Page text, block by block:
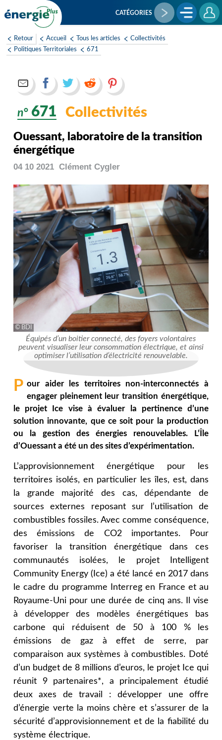
au
CATÉGORIES
Retour Accueil Tous les articles
Collectivités
Politiques Territoriales
671
n° 671 Collectivités
Ouessant, laboratoire de la transition
énergétique
04 10 2021 Clément Cygler
BDI
Équipés d’un boitier connecté, des foyers volontaires
peuvent visualiser leur consommation électrique, et ainsi
optimiser l’utilisation d’électricité renouvelable.
P our aider les territoires non-interconnectés à
engager pleinement leur transition énergétique,
le projet Ice vise à évaluer la pertinence d’une
solution innovante, que ce soit pour la production
ou la gestion des énergies renouvelables. L’Île
d’Ouessant a été un des sites d’expérimentation.
L’approvisionnement énergétique pour les
territoires isolés, en particulier les îles, est, dans
la grande majorité des cas, dépendante de
sources externes reposant sur l’utilisation de
combustibles fossiles. Avec comme conséquence,
des émissions de CO2 importantes. Pour
favoriser la transition énergétique dans ces
communautés isolées, le projet Intelligent
Community Energy (Ice) a été lancé en 2017 dans
le cadre du programme Interreg en France et au
Royaume-Uni pour une durée de cinq ans. Il vise
à développer des modèles énergétiques bas
carbone qui réduisent de 50 à 100 % les
émissions de gaz à effet de serre, par
comparaison aux systèmes à combustibles. Doté
d’un budget de 8 millions d’euros, le projet Ice qui
réunit 9 partenaires*, a principalement étudié
deux axes de travail : développer une offre
d’énergie verte la moins chère et s’assurer de la
sécurité d’approvisionnement et de la fiabilité du
système électrique.